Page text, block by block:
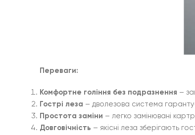
Переваги:
Комфортне гоління без подразнення –
Гострі леза – дволезова система
Простота заміни – легко замінювані
Довговічність – якісні леза зберігають